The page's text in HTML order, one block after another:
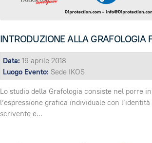
INTRODUZIONE ALLA GRAFOLOGIA
Data: 19 aprile 2018
Luogo Evento: Sede IKOS
Lo studio della Grafologia consiste nel porre
l’espressione grafica individuale con
scrivente e...